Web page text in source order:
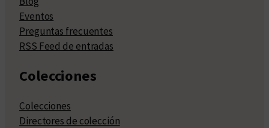
Eventos
Preguntas frecuentes
RSS Feed de entradas
Colecciones
Colecciones
Directores de colección